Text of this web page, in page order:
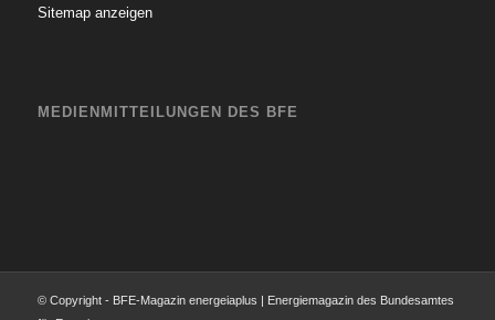
Sitemap anzeigen
MEDIENMITTEILUNGEN DES BFE
© Copyright - BFE-Magazin energeiaplus | Energiemagazin des Bundesamtes